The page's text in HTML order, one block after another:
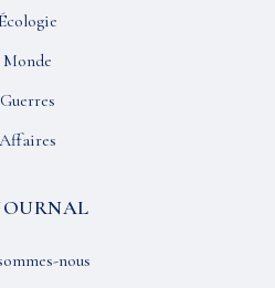
Écologie
Monde
Guerres
Affaires
nous